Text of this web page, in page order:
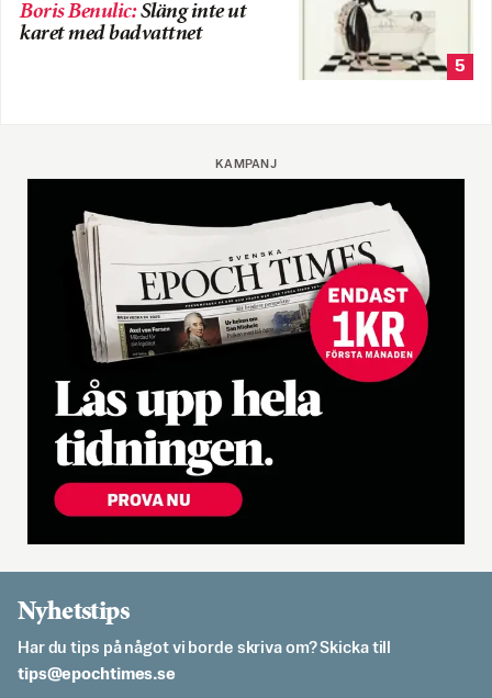
Boris Benulic:Släng inte ut
karet med badvattnet
5
KAMPANJ
Nyhetstips
Har du tips på något vi borde skriva om? Skicka till
es.semithcope@spit